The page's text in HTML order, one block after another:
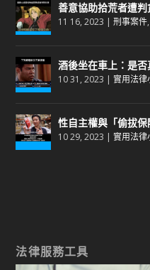
善意協助拾荒者遭
11 16, 2023 |刑事案件
酒後坐在車上：是
10 31, 2023 |實用法律
性自主權與「偷拔
10 29, 2023 |實用法律
法律服務工具